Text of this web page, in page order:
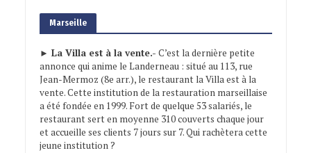
Marseille
► La Villa est à la vente.- C’est la dernière petite
annonce qui anime le Landerneau : situé au 113, rue
Jean-Mermoz (8e arr.), le restaurant la Villa est à la
vente. Cette institution de la restauration marseillaise
a été fondée en 1999. Fort de quelque 53 salariés, le
restaurant sert en moyenne 310 couverts chaque jour
et accueille ses clients 7 jours sur 7. Qui rachètera cette
jeune institution ?